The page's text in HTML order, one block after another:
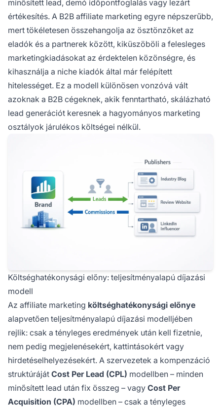
minősített lead, demó időpontfoglalás vagy lezárt
értékesítés. A B2B affiliate marketing egyre népszerűbb,
mert tökéletesen összehangolja az ösztönzőket az
eladók és a partnerek között, kiküszöböli a felesleges
marketingkiadásokat az érdektelen közönségre, és
kihasználja a niche kiadók által már felépített
hitelességet. Ez a modell különösen vonzóvá vált
azoknak a B2B cégeknek, akik fenntartható, skálázható
lead generációt keresnek a hagyományos marketing
osztályok járulékos költségei nélkül.
Költséghatékonysági előny: teljesítményalapú díjazási
modell
Az affiliate marketing költséghatékonysági előnye
alapvetően teljesítményalapú díjazási modelljében
rejlik: csak a tényleges eredmények után kell fizetnie,
nem pedig megjelenésekért, kattintásokért vagy
hirdetéselhelyezésekért. A szervezetek a kompenzáció
struktúráját Cost Per Lead (CPL) modellben – minden
minősített lead után fix összeg – vagy Cost Per
Acquisition (CPA) modellben – csak a tényleges